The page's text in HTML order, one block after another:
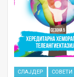
СЛАЈДЕР СОВЕТИ